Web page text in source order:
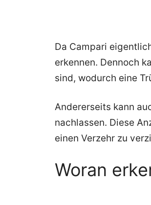
Da Campari
erkennen. Dennoch
sind, wodurch eine
Andererseits kann
nachlassen. Diese
einen Verzehr zu
Woran